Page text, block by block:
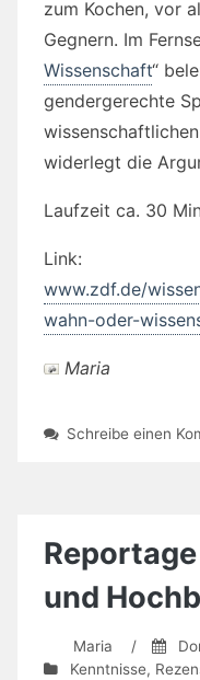
zum Kochen, vor
Gegnern. Im
Wissenschaft“
gendergerechte
widerlegt die
Laufzeit ca. 30 Min
Link:
www.zdf.de/
wahn-oder-
Maria
Schreibe einen
und
Maria /
Kenntnisse,